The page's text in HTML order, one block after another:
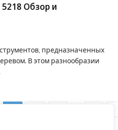
Обзор и
предназначенных
В этом разнообразии